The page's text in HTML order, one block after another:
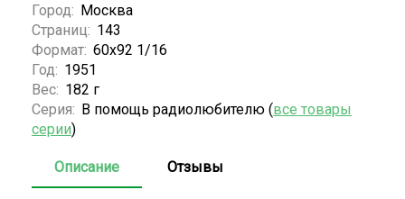
Город: Москва
Страниц: 143
Формат: 60х92 1/16
Год: 1951
Вес: 182 г
Серия: В помощь радиолюбителю (все товары
серии)
Описание Отзывы